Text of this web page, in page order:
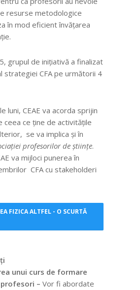
resurse metodologice
în mod eficient învățarea
grupul de inițiativă a finalizat
strategiei CFA pe următorii 4
luni, CEAE va acorda sprijin
ceea ce ține de activitățile
se va implica și în
profesorilor de științe.
va mijloci punerea în
CFA cu stakeholderi
FIZICA ALTFEL - O SCURTĂ
unui curs de formare
– Vor fi abordate